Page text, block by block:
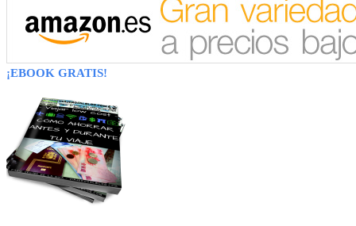
¡EBOOK GRATIS!